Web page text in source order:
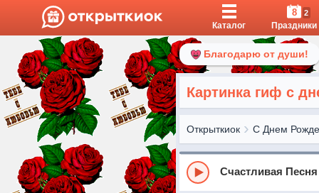
Каталог
8 2
Праздники
Благодарю от души!
Картинка гиф с
Открыткиок С Днем
Счастливая Песня